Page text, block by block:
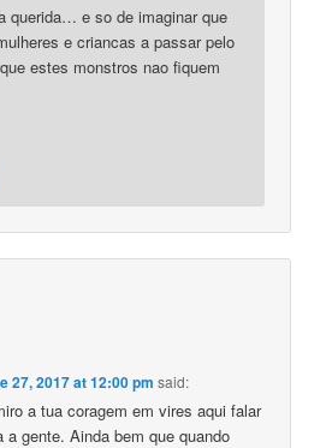
querida… e so de imaginar que
e criancas a passar pelo
estes monstros nao fiquem
27, 2017 at 12:00 pm said:
a tua coragem em vires aqui falar
a gente. Ainda bem que quando